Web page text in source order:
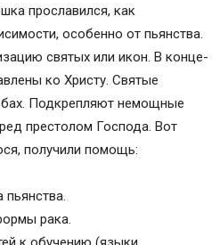
прославился, как
особенно от пьянства.
святых или икон. В конце-
ко Христу. Святые
Подкрепляют немощные
престолом Господа. Вот
получили помощь:
пьянства.
рака.